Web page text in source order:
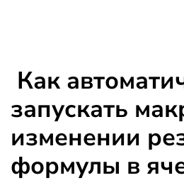
Как
запускать
изменении
формулы в